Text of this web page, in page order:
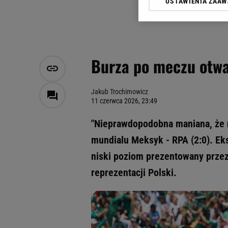
Burza po meczu
Jakub Trochimowicz
11 czerwca 2026, 23:49
"Nieprawdopodobna maniana,
mundialu Meksyk - RPA (2:0).
niski poziom prezentowany
reprezentacji Polski.
Klikając „Akceptuję”
Zaufanych Partnerów i
My, nasi Zaufani
Użycie dokładnych
badnie odbiorców i